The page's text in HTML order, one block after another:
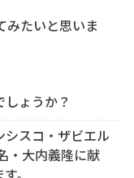
みたいと思いま
しょうか？
シスコ・ザビエル
・大内義隆に献